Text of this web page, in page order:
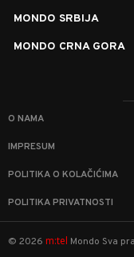
MONDO SRBIJA
MONDO CRNA GORA
O NAMA
IMPRESUM
POLITIKA O KOLAČIĆIMA
POLITIKA PRIVATNOSTI
© 2026 m:tel Mondo Sva